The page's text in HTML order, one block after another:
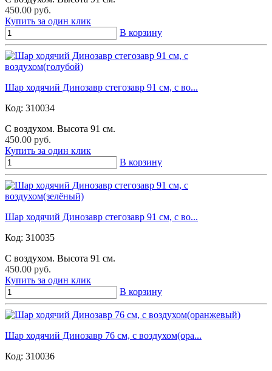
450.00 руб.
Купить за один клик
В корзину
Шар ходячий Динозавр стегозавр 91 см, с во...
Код: 310034
С воздухом. Высота 91 см.
450.00 руб.
Купить за один клик
В корзину
Шар ходячий Динозавр стегозавр 91 см, с во...
Код: 310035
С воздухом. Высота 91 см.
450.00 руб.
Купить за один клик
В корзину
Шар ходячий Динозавр 76 см, с воздухом(ора...
Код: 310036